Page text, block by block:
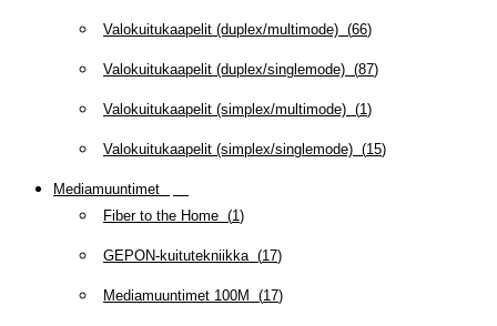
Valokuitukaapelit (duplex/multimode) (66)
Valokuitukaapelit (duplex/singlemode) (87)
Valokuitukaapelit (simplex/multimode) (1)
Valokuitukaapelit (simplex/singlemode) (15)
Mediamuuntimet
Fiber to the Home (1)
GEPON-kuitutekniikka(17)
Mediamuuntimet 100M (17)